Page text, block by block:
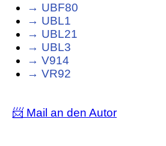
→ UBF80
→ UBL1
→ UBL21
→ UBL3
→ V914
→ VR92
📨 Mail an den Autor